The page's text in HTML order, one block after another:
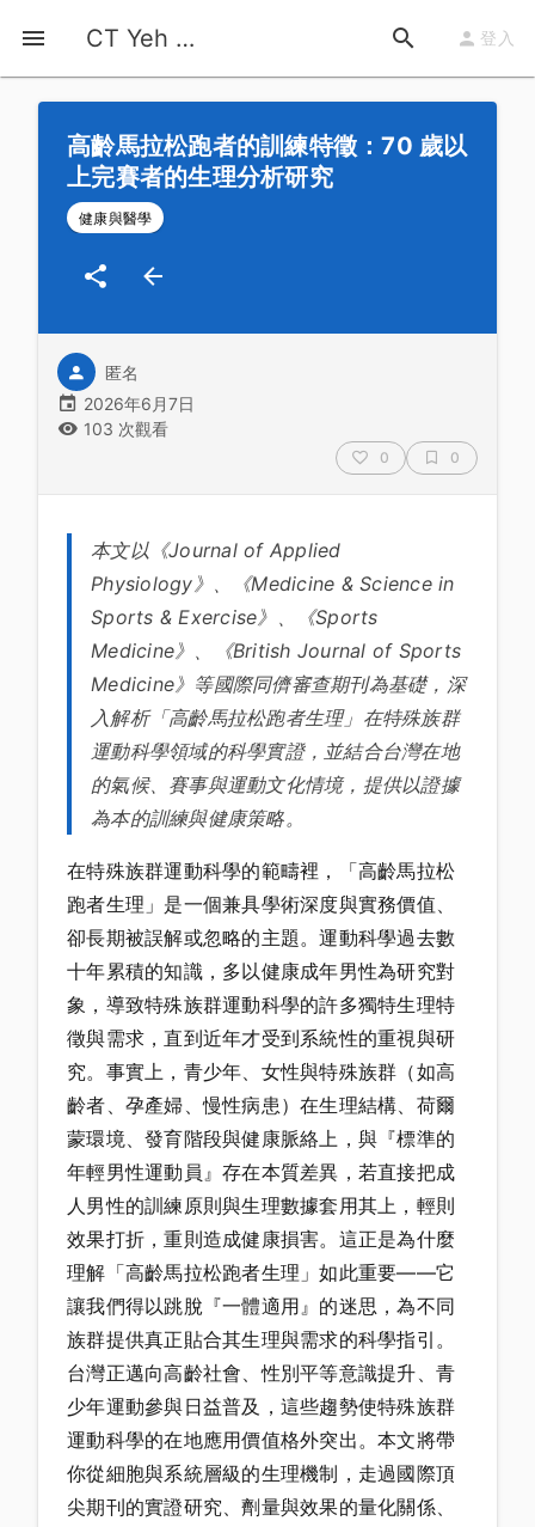
CT Yeh 公路車基地 登入
首頁 運動知識
高齡馬拉松跑者的訓練特徵：70 歲以
上完賽者的生理分析研究
健康與醫學
匿名
2026年6月7日
103 次觀看
0 0
本文以《Journal of Applied
Physiology》、《Medicine & Science in
Sports & Exercise》、《Sports
Medicine》、《British Journal of Sports
Medicine》等國際同儕審查期刊為基礎，深
入解析「高齡馬拉松跑者生理」在特殊族群
運動科學領域的科學實證，並結合台灣在地
的氣候、賽事與運動文化情境，提供以證據
為本的訓練與健康策略。
在特殊族群運動科學的範疇裡，「高齡馬拉松
跑者生理」是一個兼具學術深度與實務價值、
卻長期被誤解或忽略的主題。運動科學過去數
十年累積的知識，多以健康成年男性為研究對
象，導致特殊族群運動科學的許多獨特生理特
徵與需求，直到近年才受到系統性的重視與研
究。事實上，青少年、女性與特殊族群（如高
齡者、孕產婦、慢性病患）在生理結構、荷爾
蒙環境、發育階段與健康脈絡上，與『標準的
年輕男性運動員』存在本質差異，若直接把成
人男性的訓練原則與生理數據套用其上，輕則
效果打折，重則造成健康損害。這正是為什麼
理解「高齡馬拉松跑者生理」如此重要——它
讓我們得以跳脫『一體適用』的迷思，為不同
族群提供真正貼合其生理與需求的科學指引。
台灣正邁向高齡社會、性別平等意識提升、青
少年運動參與日益普及，這些趨勢使特殊族群
運動科學的在地應用價值格外突出。本文將帶
你從細胞與系統層級的生理機制，走過國際頂
尖期刊的實證研究、劑量與效果的量化關係、